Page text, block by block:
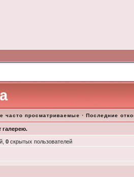
часто просматриваемые · Последние
галерею.
0скрытых пользователей